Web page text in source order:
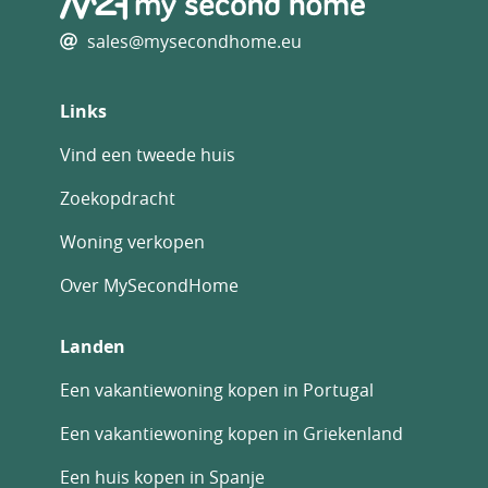
sales@mysecondhome.eu
Links
Vind een tweede huis
Zoekopdracht
Woning verkopen
Over MySecondHome
Landen
Een vakantiewoning kopen in Portugal
Een vakantiewoning kopen in Griekenland
Een huis kopen in Spanje